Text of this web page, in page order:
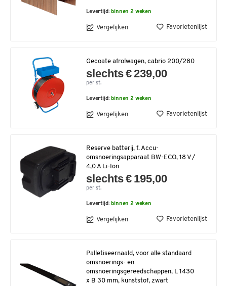
Levertijd:binnen 2 weken
Vergelijken Favorietenlijst
Gecoate afrolwagen, cabrio 200/280
slechts € 239,00
per st.
Levertijd:binnen 2 weken
Vergelijken Favorietenlijst
Reserve batterij, f. Accu-
omsnoeringsapparaat BW-ECO, 18 V /
4,0 A Li-Ion
slechts € 195,00
per st.
Levertijd:binnen 2 weken
Vergelijken Favorietenlijst
Palletiseernaald, voor alle standaard
omsnoerings- en
omsnoeringsgereedschappen, L 1430
x B 30 mm, kunststof, zwart